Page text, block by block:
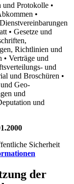
und Protokolle •
•
• Gesetze und
Richtlinien und
• Verträge und
und
und Broschüren •
Geo-
und
und
der